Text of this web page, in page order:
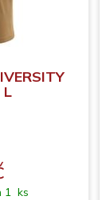
L
1 ks